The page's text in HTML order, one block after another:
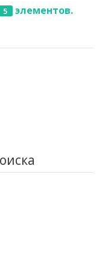
5 элементов.